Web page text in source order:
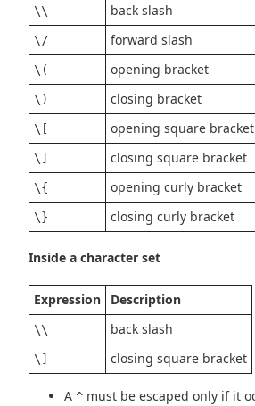
\\ back slash
\/ forward slash
\( opening bracket
\) closing bracket
\[ opening square bracket
\] closing square bracket
\{ opening curly bracket
\} closing curly bracket
Inside a character set
Expression Description
\\ back slash
\] closing square bracket
A^ must be escaped only if it